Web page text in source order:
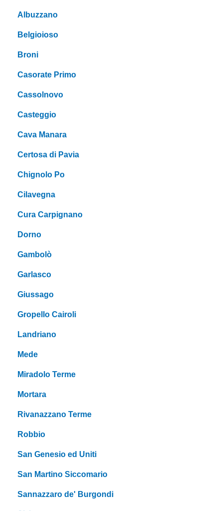
Albuzzano
Belgioioso
Broni
Casorate Primo
Cassolnovo
Casteggio
Cava Manara
Certosa di Pavia
Chignolo Po
Cilavegna
Cura Carpignano
Dorno
Gambolò
Garlasco
Giussago
Gropello Cairoli
Landriano
Mede
Miradolo Terme
Mortara
Rivanazzano Terme
Robbio
San Genesio ed Uniti
San Martino Siccomario
Sannazzaro de' Burgondi